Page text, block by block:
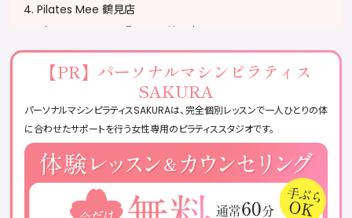
Pilates Mee 鶴見店
ピラティススタジオ『ルルト』鶴見店
ELEMENT 鶴見中央店（エレメント）パーソナルマシンピラティス&
ジム
マシンピラティス＆フィットネス ソエルスタジオ矢向店
spin.pilates studio（スピン ピラティススタジオ）
CALDO鶴見（ヨガ & ピラティス併設スタジオ）
ピラティススタジオに通う際の注意
予約・キャンセルポリシーを確認する
服装・持ち物に注意する
【PR】 パーソナルマシンピラティス
SAKURA
パーソナルマシンピラティスSAKURAは、完全個別レッスンで一人ひとりの体
に合わせたサポートを行う女性専用のピラティススタジオです。